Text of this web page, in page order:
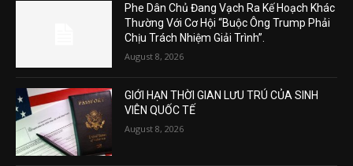
Phe Dân Chủ Đang Vạch Ra Kế Hoạch Khác
Thường Với Cơ Hội “Buộc Ông Trump Phải
Chịu Trách Nhiệm Giải Trình”.
August 8, 2026
GIỚI HẠN THỜI GIAN LƯU TRÚ CỦA SINH
VIÊN QUỐC TẾ
August 8, 2026